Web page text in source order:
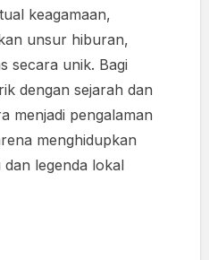
keagamaan,
unsur hiburan,
secara unik. Bagi
dengan sejarah dan
menjadi pengalaman
menghidupkan
legenda lokal